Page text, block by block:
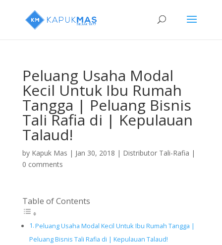
Peluang Usaha Modal
Kecil Untuk Ibu Rumah
Tangga | Peluang Bisnis
Tali Rafia di | Kepulauan
Talaud!
by Kapuk Mas | Jan 30, 2018 | Distributor Tali-Rafia |
0 comments
Table of Contents
Peluang Usaha Modal Kecil Untuk Ibu Rumah Tangga |
Peluang Bisnis Tali Rafia di | Kepulauan Talaud!